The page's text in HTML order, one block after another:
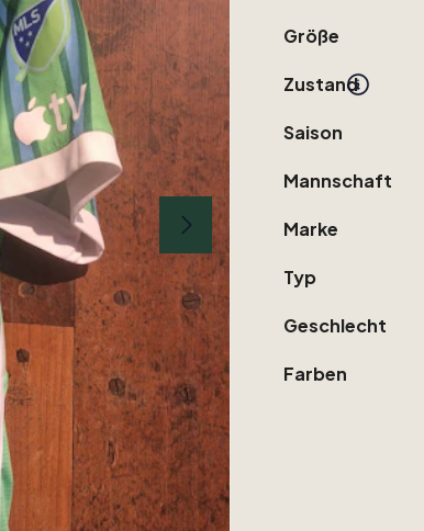
Größe
Zustand
Saison
Mannschaft
Marke
Typ
Geschlecht
Farben